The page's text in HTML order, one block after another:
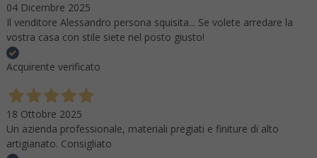
04 Dicembre 2025
Il venditore Alessandro persona squisita... Se volete arredare la
vostra casa con stile siete nel posto giusto!
Acquirente verificato
18 Ottobre 2025
Un azienda professionale, materiali pregiati e finiture di alto
artigianato. Consigliato